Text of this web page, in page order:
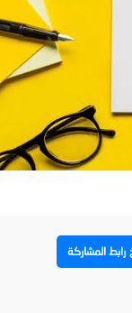
رابط المشاركة